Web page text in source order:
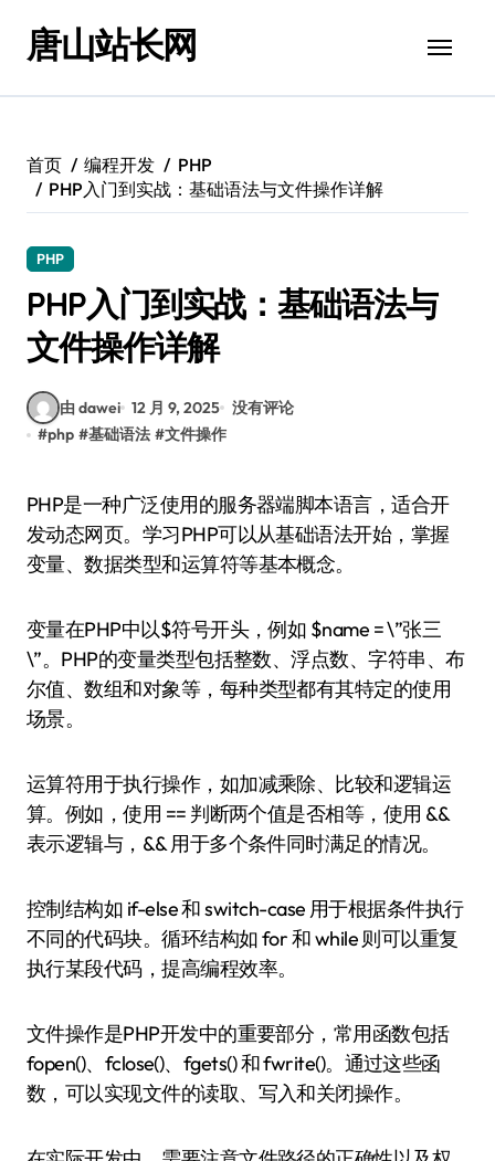
唐山站长网
首页 编程开发
PHP
PHP入门到实战：基础语法与文件操作详解
PHP
PHP入门到实战：基础语法与
文件操作详解
由 dawei 12 月 9, 2025 没有评论
#php #基础语法 #文件操作
PHP是一种广泛使用的服务器端脚本语言，适合开
发动态网页。学习PHP可以从基础语法开始，掌握
变量、数据类型和运算符等基本概念。
变量在PHP中以$符号开头，例如 $name = \”张三
\”。PHP的变量类型包括整数、浮点数、字符串、布
尔值、数组和对象等，每种类型都有其特定的使用
场景。
运算符用于执行操作，如加减乘除、比较和逻辑运
算。例如，使用 == 判断两个值是否相等，使用 &&
表示逻辑与，&& 用于多个条件同时满足的情况。
控制结构如 if-else 和 switch-case 用于根据条件执行
不同的代码块。循环结构如 for 和 while 则可以重复
执行某段代码，提高编程效率。
文件操作是PHP开发中的重要部分，常用函数包括
fopen()、fclose()、fgets() 和 fwrite()。通过这些函
数，可以实现文件的读取、写入和关闭操作。